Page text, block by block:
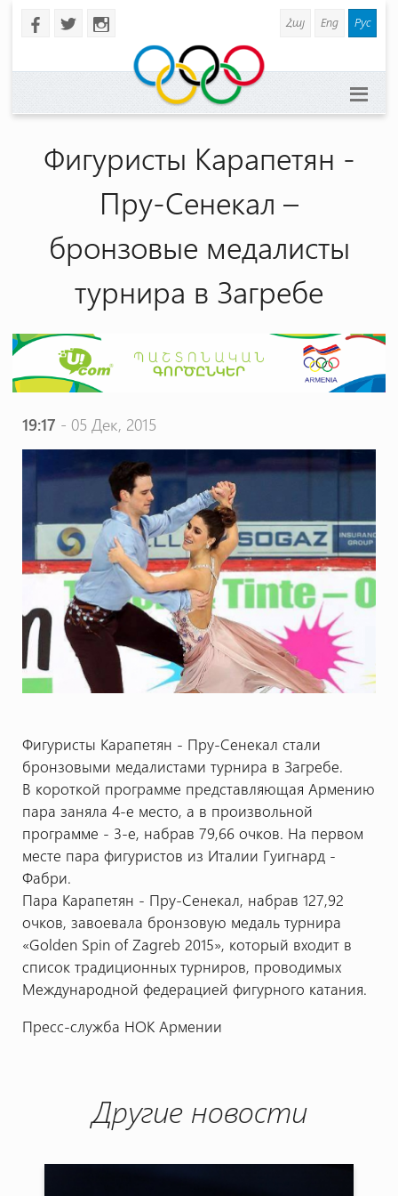
b a x Հայ Eng Рус
Фигуристы Карапетян -
Пру-Сенекал –
бронзовые медалисты
турнира в Загребе
19:17 - 05 Дек, 2015
Фигуристы Карапетян - Пру-Сенекал стали
бронзовыми медалистами турнира в Загребе.
В короткой программе представляющая Армению
пара заняла 4-е место, а в произвольной
программе - 3-e, набрав 79,66 очков. На первом
месте пара фигуристов из Италии Гуигнард -
Фабри.
Пара Карапетян - Пру-Сенекал, набрав 127,92
очков, завоевала бронзовую медаль турнира
«Golden Spin of Zagreb 2015», который входит в
список традиционных турниров, проводимых
Международной федерацией фигурного катания.
Пресс-служба НОК Армении
Другие новости